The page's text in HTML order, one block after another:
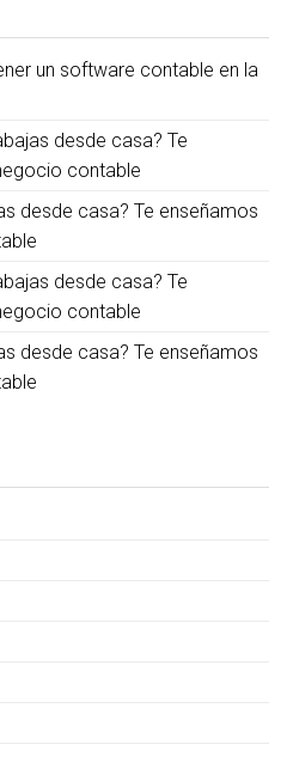
un software contable en la
desde casa? Te
contable
desde casa? Te enseñamos
desde casa? Te
contable
desde casa? Te enseñamos